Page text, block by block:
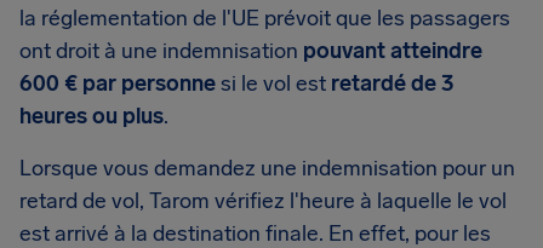
la réglementation de l'UE prévoit que les passagers
ont droit à une indemnisation pouvant atteindre
600 € par personnesi le vol est retardé de 3
heures ou plus.
Lorsque vous demandez une indemnisation pour un
retard de vol, Tarom vérifiez l'heure à laquelle le vol
est arrivé à la destination finale. En effet, pour les